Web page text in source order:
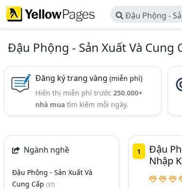
Đậu Phộng -
Đậu Phộng - Sản Xuất Và Cung
Đăng ký trang vàng(miễn phí)
Hiển thị miễn phí trước250.000+
nhà mua tìm kiếm mỗi ngày.
Ngành nghề
Đậu Phộng - Sản Xuất Và
Cung Cấp (37)
1
Đậu
Nhập